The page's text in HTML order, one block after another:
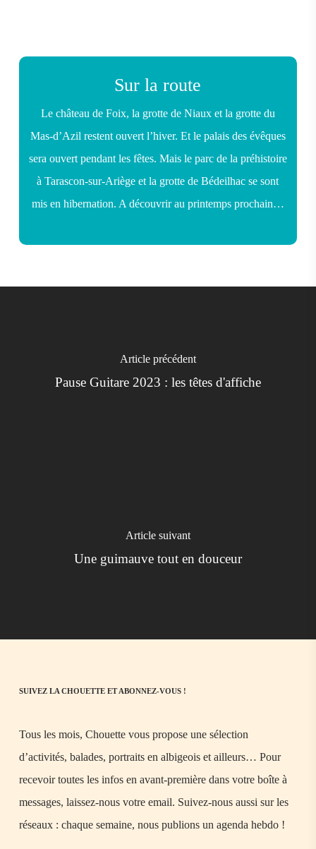
Sur la route
Le château de Foix, la grotte de Niaux et la grotte du
Mas-d’Azil restent ouvert l’hiver. Et le palais des évêques
sera ouvert pendant les fêtes. Mais le parc de la préhistoire
à Tarascon-sur-Ariège et la grotte de Bédeilhac se sont
mis en hibernation. A découvrir au printemps prochain…
Article précédent
Pause Guitare 2023 : les têtes d'affiche
Article suivant
Une guimauve tout en douceur
SUIVEZ LA CHOUETTE ET ABONNEZ-VOUS !
Tous les mois, Chouette vous propose une sélection
d’activités, balades, portraits en albigeois et ailleurs… Pour
recevoir toutes les infos en avant-première dans votre boîte à
messages, laissez-nous votre email. Suivez-nous aussi sur les
réseaux : chaque semaine, nous publions un agenda hebdo !